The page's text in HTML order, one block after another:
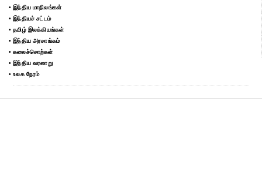
• இந்திய மாநிலங்கள்
• இந்தியச் சட்டம்
• தமிழ் இலக்கியங்கள்
• இந்திய அரசாங்கம்
• கலைச்சொற்கள்
• இந்திய வரலாறு
• உலக நேரம்